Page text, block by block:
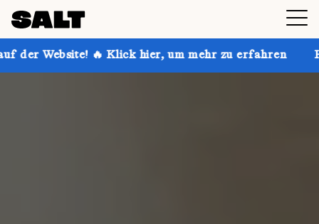
Klick hier, um mehr zu erfahren Hol dir bis zu 30